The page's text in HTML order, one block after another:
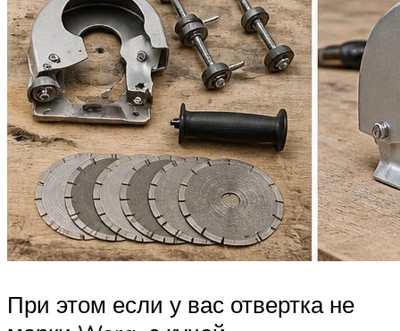
При этом если у вас отвертка не